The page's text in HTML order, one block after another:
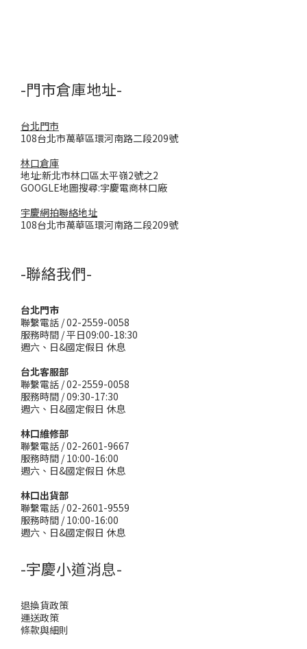
-門市倉庫地址-
台北門市
108台北市萬華區環河南路二段209號
林口倉庫
地址:新北市林口區太平嶺2號之2
GOOGLE地圖搜尋:宇慶電商林口廠
宇慶網拍聯絡地址
108台北市萬華區環河南路二段209號
-聯絡我們-
台北門市
聯繫電話 / 02-2559-0058
服務時間 / 平日09:00-18:30
週六、日&國定假日 休息
台北客服部
聯繫電話 / 02-2559-0058
服務時間 / 09:30-17:30
週六、日&國定假日 休息
林口維修部
聯繫電話 / 02-2601-9667
服務時間 / 10:00-16:00
週六、日&國定假日 休息
林口出貨部
聯繫電話 / 02-2601-9559
服務時間 / 10:00-16:00
週六、日&國定假日 休息
-宇慶小道消息-
退換貨政策
運送政策
條款與細則